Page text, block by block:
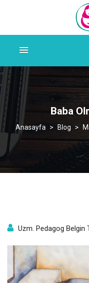
Baba
> Blog >
Uzm. Pedagog Belgin